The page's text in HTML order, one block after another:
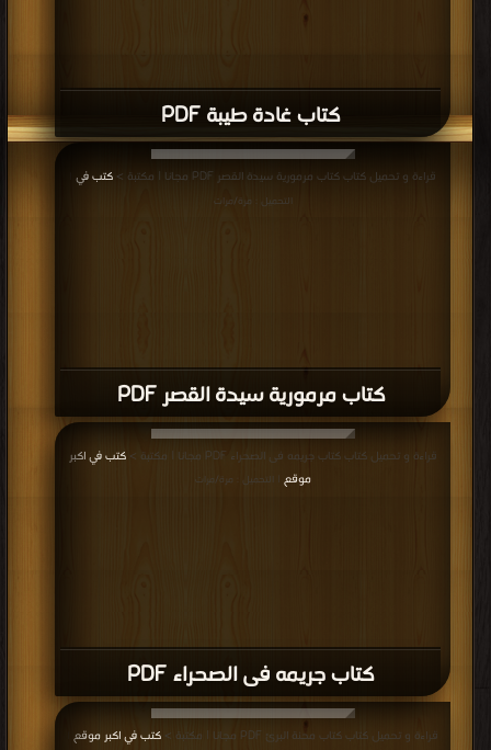
كتاب غادة طيبة PDF
كتاب مرمورية سيدة القصر PDF
قراءة و تحميل كتاب كتاب مرمورية سيدة القصر PDF مجانا | مكتبة > كتب في
التحميل : مرة/مرات
كتاب جريمه فى الصحراء PDF
قراءة و تحميل كتاب كتاب جريمه فى الصحراء PDF مجانا | مكتبة >
كتب في اكبر
موقع
| التحميل : مرة/مرات
قراءة و تحميل كتاب كتاب محنة البرئ PDF مجانا | مكتبة > كتب في اكبر موقع